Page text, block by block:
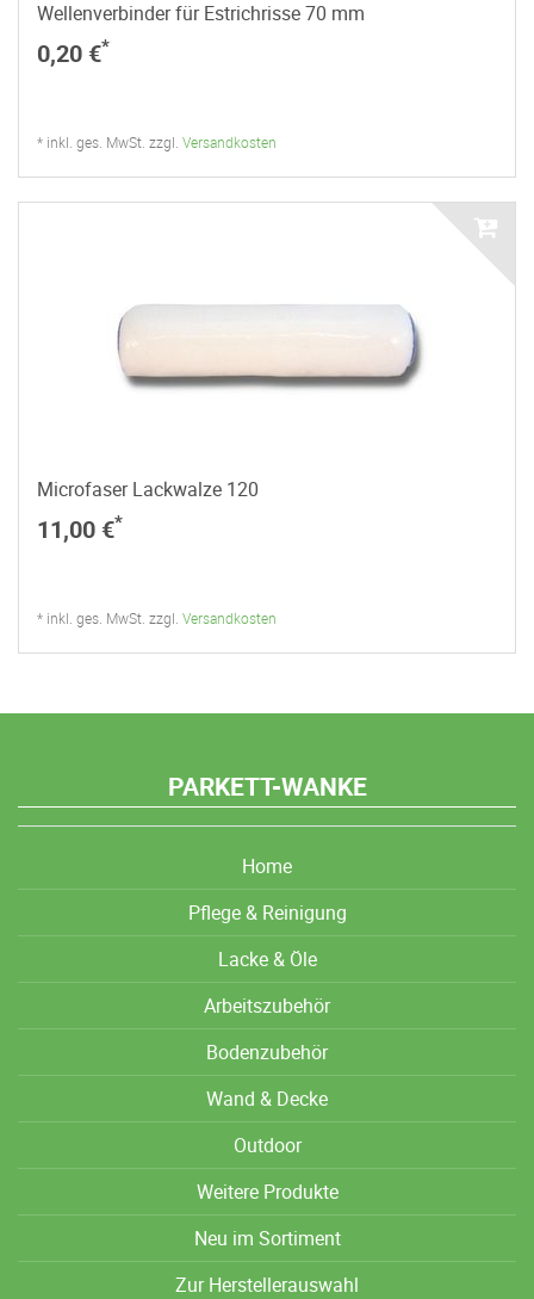
Wellenverbinder für Estrichrisse 70 mm
0,20 €*
* inkl. ges. MwSt. zzgl. Versandkosten
Microfaser Lackwalze 120
11,00 €*
* inkl. ges. MwSt. zzgl. Versandkosten
PARKETT-WANKE
Home
Pflege & Reinigung
Lacke & Öle
Arbeitszubehör
Bodenzubehör
Wand & Decke
Outdoor
Weitere Produkte
Neu im Sortiment
Zur Herstellerauswahl